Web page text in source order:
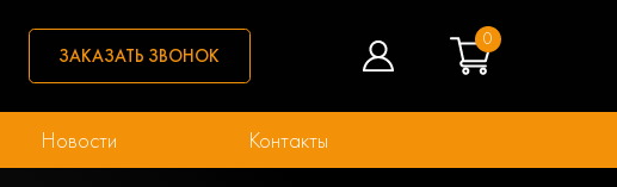
ЗАКАЗАТЬ ЗВОНОК
0
Новости Контакты